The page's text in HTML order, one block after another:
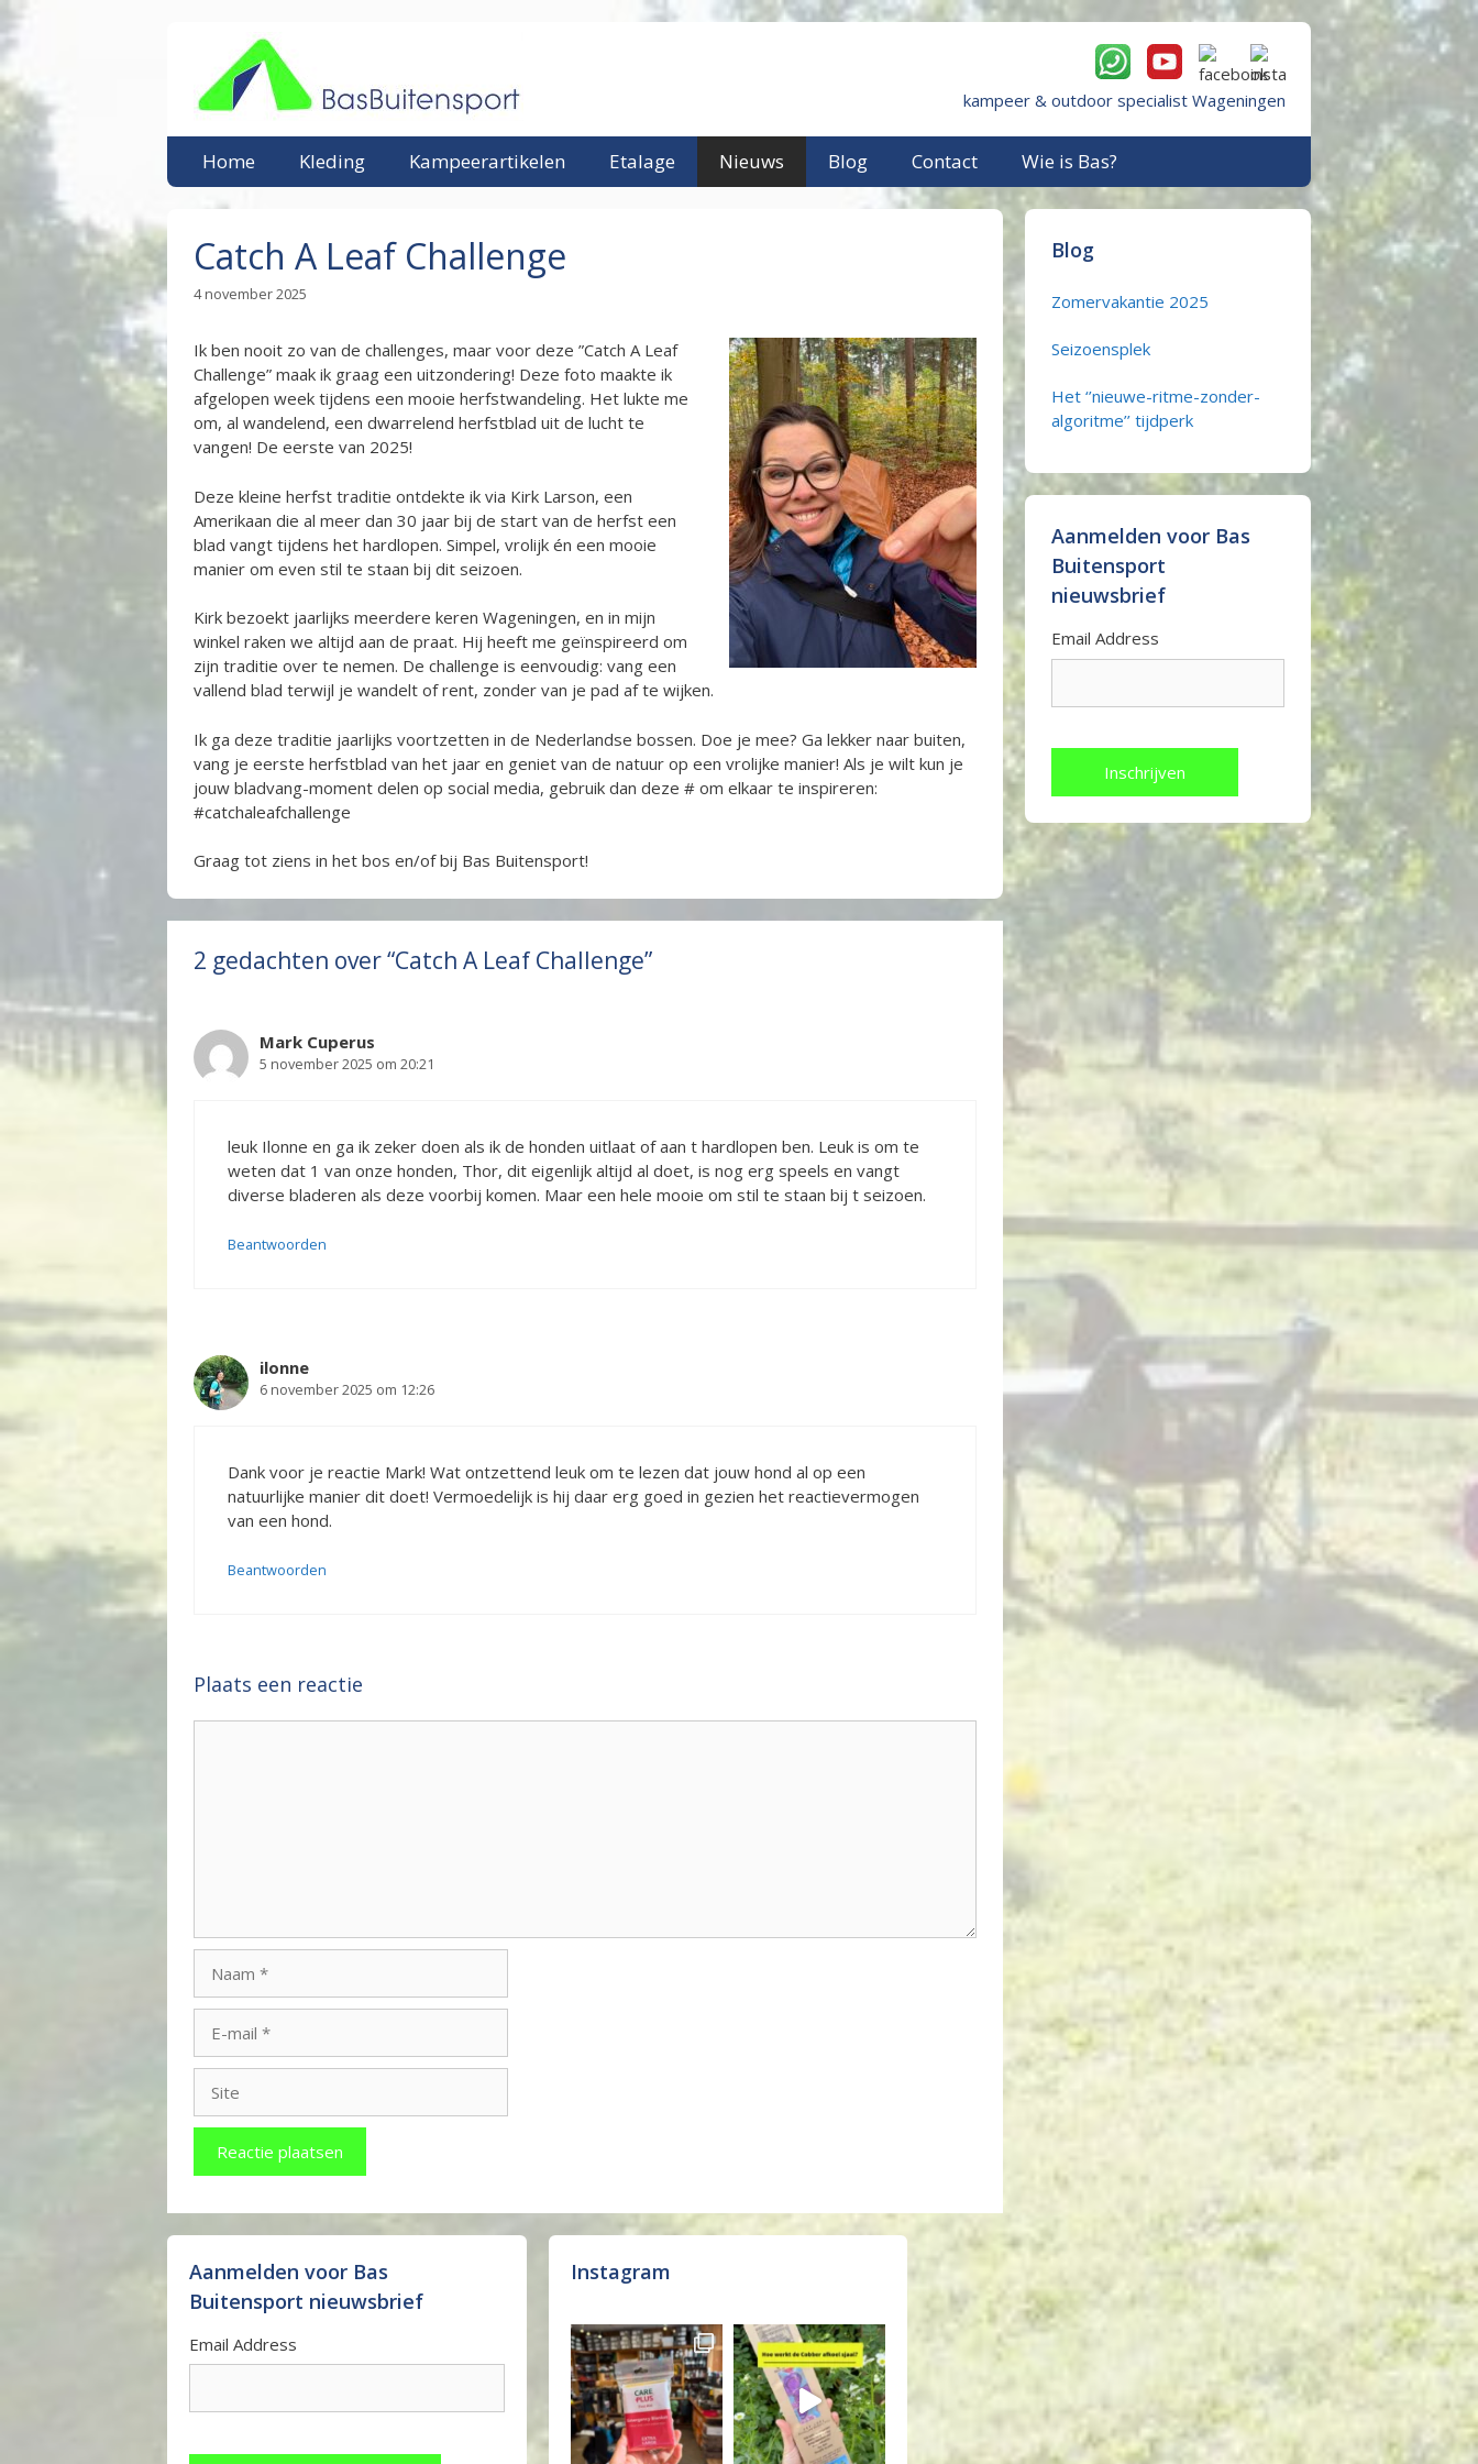
Ga
de
inhoud
kampeer & outdoor specialist Wageningen
Home Kleding Kampeerartikelen Etalage Nieuws Blog Contact Wie is Bas?
Catch A Leaf Challenge
4 november 2025
Ik ben nooit zo van de challenges, maar voor deze ”Catch A Leaf
Challenge” maak ik graag een uitzondering! Deze foto maakte ik
afgelopen week tijdens een mooie herfstwandeling. Het lukte me
om, al wandelend, een dwarrelend herfstblad uit de lucht te
vangen! De eerste van 2025!
Deze kleine herfst traditie ontdekte ik via Kirk Larson, een
Amerikaan die al meer dan 30 jaar bij de start van de herfst een
blad vangt tijdens het hardlopen. Simpel, vrolijk én een mooie
manier om even stil te staan bij dit seizoen.
Kirk bezoekt jaarlijks meerdere keren Wageningen, en in mijn
winkel raken we altijd aan de praat. Hij heeft me geïnspireerd om
zijn traditie over te nemen. De challenge is eenvoudig: vang een
vallend blad terwijl je wandelt of rent, zonder van je pad af te wijken.
Ik ga deze traditie jaarlijks voortzetten in de Nederlandse bossen. Doe je mee? Ga lekker naar buiten,
vang je eerste herfstblad van het jaar en geniet van de natuur op een vrolijke manier! Als je wilt kun je
jouw bladvang-moment delen op social media, gebruik dan deze # om elkaar te inspireren:
#catchaleafchallenge
Graag tot ziens in het bos en/of bij Bas Buitensport!
2 gedachten over “Catch A Leaf Challenge”
Mark Cuperus
5 november 2025 om 20:21
leuk Ilonne en ga ik zeker doen als ik de honden uitlaat of aan t hardlopen ben. Leuk is om te
weten dat 1 van onze honden, Thor, dit eigenlijk altijd al doet, is nog erg speels en vangt
diverse bladeren als deze voorbij komen. Maar een hele mooie om stil te staan bij t seizoen.
Beantwoorden
ilonne
6 november 2025 om 12:26
Dank voor je reactie Mark! Wat ontzettend leuk om te lezen dat jouw hond al op een
natuurlijke manier dit doet! Vermoedelijk is hij daar erg goed in gezien het reactievermogen
van een hond.
Beantwoorden
Plaats een reactie
mail
Blog
Zomervakantie 2025
Seizoensplek
Het ‘’nieuwe-ritme-zonder-
algoritme’’ tijdperk
Aanmelden voor Bas
Buitensport
nieuwsbrief
Email Address
Aanmelden voor Bas
Buitensport nieuwsbrief
Email Address
Instagram